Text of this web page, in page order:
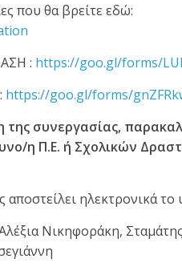
που θα βρείτε εδώ:
: https://goo.gl/forms/
https://goo.gl/forms/
της συνεργασίας,
η Π.Ε. ή Σχολικών
ηλεκτρονικά το
Νικηφοράκη,